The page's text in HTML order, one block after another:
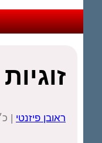
ראובן פיזנטי |